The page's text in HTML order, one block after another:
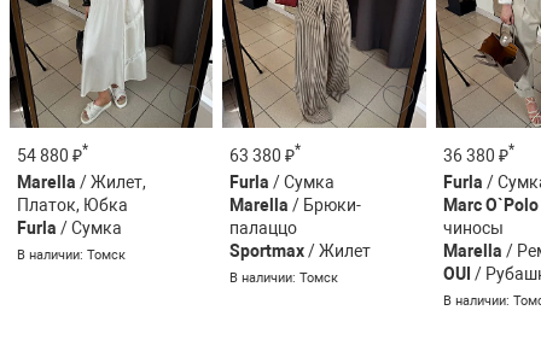
54 880 ₽*
Marella / Жилет,
Платок, Юбка
Furla / Сумка
В наличии: Томск
63 380 ₽*
Furla / Сумка
Marella / Брюки-
палаццо
Sportmax/ Жилет
В наличии: Томск
36 380 ₽*
Furla /
Marc O`Polo
чиносы
Marella /
OUI /
В наличии: